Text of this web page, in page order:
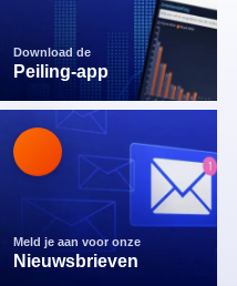
Download de
Peiling-app
Meld je aan voor onze
Nieuwsbrieven